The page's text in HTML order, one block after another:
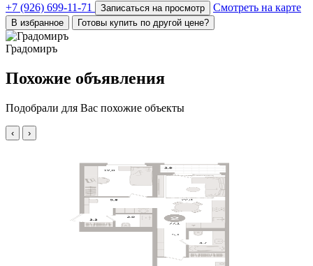
+7 (926) 699-11-71 Записаться на просмотр Смотреть на карте
В избранное Готовы купить по другой цене?
Градомиръ
Похожие объявления
Подобрали для Вас похожие объекты
‹ ›